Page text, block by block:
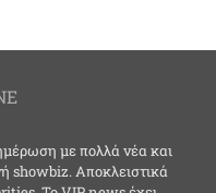
με πολλά νέα και
showbiz. Αποκλειστικά